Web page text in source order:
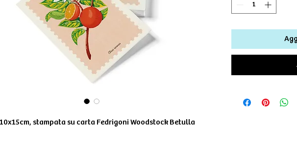
stampata su carta Fedrigoni Woodstock Betulla